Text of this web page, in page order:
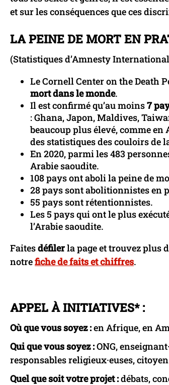
et sur les conséquences que ces
LA PEINE DE MORT EN
(Statistiques d’Amnesty
Le Cornell Center on the Death
mort dans le monde.
Il est confirmé qu’au moins7
: Ghana, Japon, Maldives,
beaucoup plus élevé, comme
des statistiques des couloirs de
En 2020, parmi les 483
Arabie saoudite.
108 pays ont aboli la peine de
28 pays sont abolitionnistes en
55 pays sont rétentionnistes.
Les 5 pays qui ont le plus
l’Arabie saoudite.
Faitesdéfilerla page et trouvez plus
notrefiche de faits et chiffres.
APPEL À INITIATIVES* :
Où que vous soyez :en Afrique, en
Qui que vous soyez :ONG,
responsables religieux·euses,
Quel que soit votre projet :débats,